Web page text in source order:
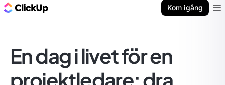
Kom igång
En dag i livet för en
projektledare: dra